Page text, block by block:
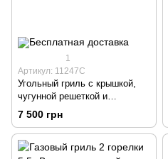
1
Артикул: 11247C
Угольный гриль с крышкой,
чугунной решеткой и
термометром
7 500 грн